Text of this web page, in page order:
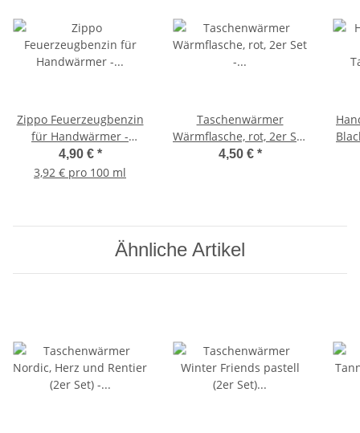
Zippo Feuerzeugbenzin
für Handwärmer -
Taschenwärmer,
Taschenheizkissen,
4,90 € *
3,92 € pro 100 ml
Taschenwärmer
Wärmflasche, rot, 2er Set
- Wichtelgeschenk,
4,50 € *
Ähnliche Artikel